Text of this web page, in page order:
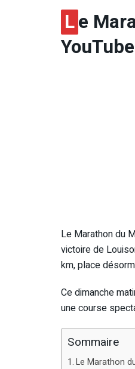
Le
Le Marathon du
victoire de
km, place
Ce dimanche
une course
Sommaire
Le Marathon